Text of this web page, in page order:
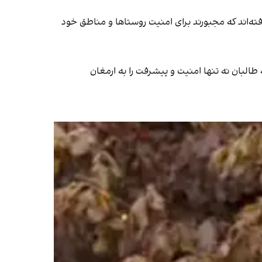
که مجبورند برای امنیت روستاها و مناطق خود
نه تنها امنیت و پیشرفت را به ارمغان